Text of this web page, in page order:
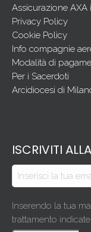
Assicurazione
Privacy Policy
Cookie Policy
Info compagnie
Modalità di
Per i Sacerdoti
Arcidiocesi di
ISCRIVITI
Inserendo la tua
trattamento